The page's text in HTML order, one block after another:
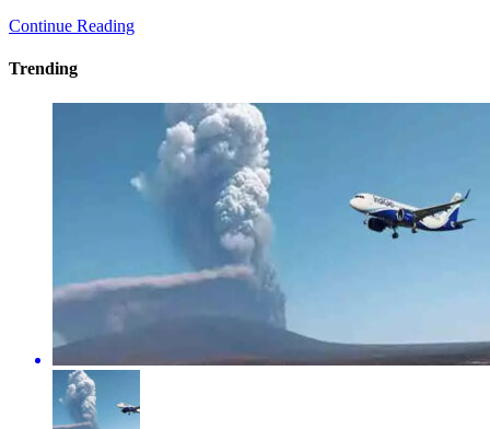
Continue Reading
Trending